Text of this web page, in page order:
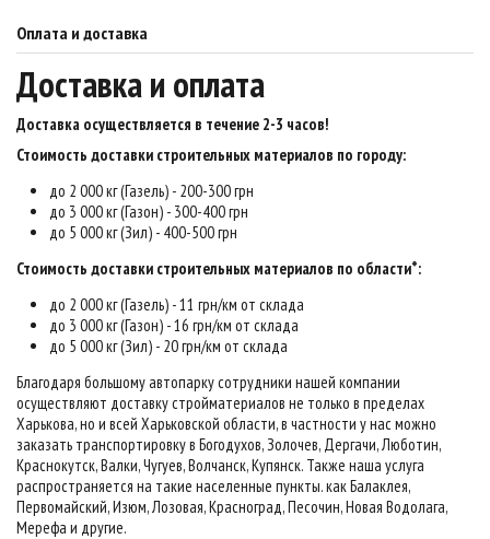
Оплата и доставка
Доставка и оплата
Доставка осуществляется в течение 2-3 часов!
Стоимость доставки строительных материалов по городу:
до 2 000 кг (Газель) - 200-300 грн
до 3 000 кг (Газон) - 300-400 грн
до 5 000 кг (Зил) - 400-500 грн
Стоимость доставки строительных материалов по области*:
до 2 000 кг (Газель) - 11 грн/км от склада
до 3 000 кг (Газон) - 16 грн/км от склада
до 5 000 кг (Зил) - 20 грн/км от склада
Благодаря большому автопарку сотрудники нашей компании
осуществляют доставку стройматериалов не только в пределах
Харькова, но и всей Харьковской области, в частности у нас можно
заказать транспортировку в Богодухов, Золочев, Дергачи, Люботин,
Краснокутск, Валки, Чугуев, Волчанск, Купянск. Также наша услуга
распространяется на такие населенные пункты. как Балаклея,
Первомайский, Изюм, Лозовая, Красноград, Песочин, Новая Водолага,
Мерефа и другие.